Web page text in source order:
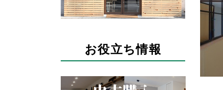
お役立ち情報